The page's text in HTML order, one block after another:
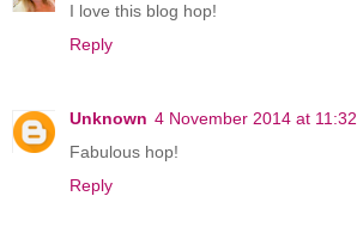
I love this blog hop!
Reply
Unknown 4 November 2014 at 11:32
Fabulous hop!
Reply